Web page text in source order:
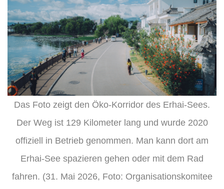
Das Foto zeigt den Öko-Korridor des Erhai-Sees.
Der Weg ist 129 Kilometer lang und wurde 2020
offiziell in Betrieb genommen. Man kann dort am
Erhai-See spazieren gehen oder mit dem Rad
fahren. (31. Mai 2026, Foto: Organisationskomitee